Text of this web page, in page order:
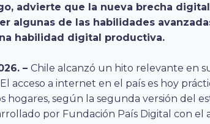
advierte que la nueva brecha
algunas de las habilidades
habilidad digital productiva.
– Chile alcanzó un hito relevante en
acceso a internet en el país es hoy
hogares, según la segunda versión del
por Fundación País Digital con el